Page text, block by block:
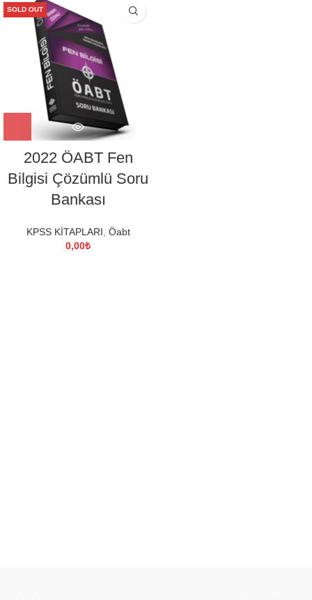
SOLD OUT
2022 ÖABT Fen
Bilgisi Çözümlü Soru
Bankası
KPSS KİTAPLARI Öabt
0,00₺